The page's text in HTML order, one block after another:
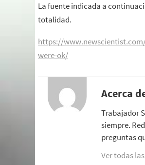
La fuente indicada a
totalidad.
https://
were-ok/
Acerca
Trabajador
siempre.
preguntas
Ver todas